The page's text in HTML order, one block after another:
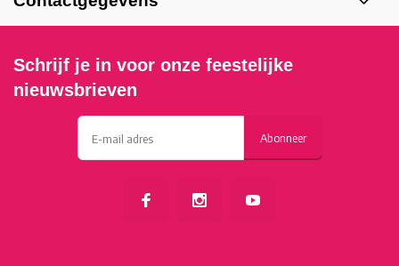
Schrijf je in voor onze feestelijke
nieuwsbrieven
Abonneer